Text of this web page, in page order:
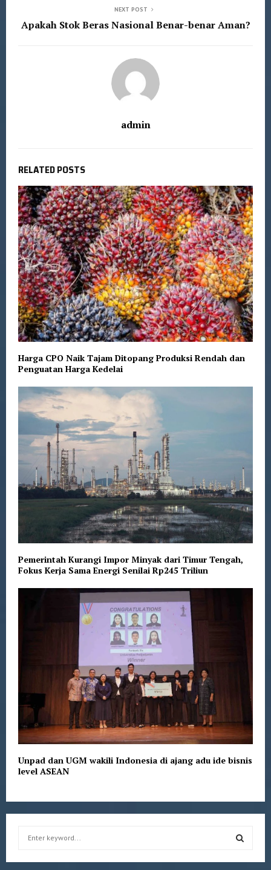
NEXT POST
Apakah Stok Beras Nasional Benar-benar Aman?
admin
RELATED POSTS
Harga CPO Naik Tajam Ditopang Produksi Rendah dan
Penguatan Harga Kedelai
Pemerintah Kurangi Impor Minyak dari Timur Tengah,
Fokus Kerja Sama Energi Senilai Rp245 Triliun
Unpad dan UGM wakili Indonesia di ajang adu ide bisnis
level ASEAN
S